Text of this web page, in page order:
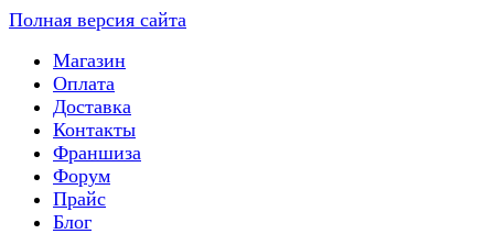
Полная версия сайта
Магазин
Оплата
Доставка
Контакты
Франшиза
Форум
Прайс
Блог